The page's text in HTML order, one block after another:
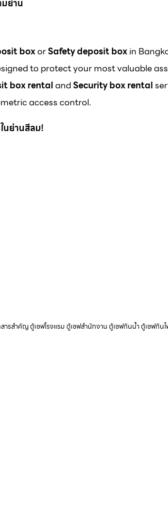
มย่าน
boxorSafety deposit boxin
to protect your most valuable
box rentalandSecurity box rental
access control.
นย่านสีลม!
รสำคัญ ตู้เซฟโรงแรม ตู้เซฟสำนักงาน ตู้เซฟกันน้ำ ตู้เซฟกัน